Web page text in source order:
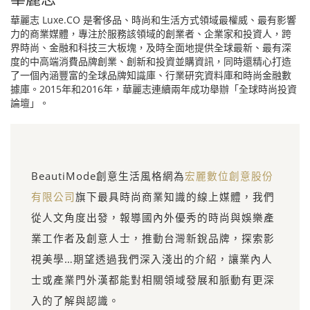
華麗志 Luxe.CO 是奢侈品、時尚和生活方式領域最權威、最有影響
力的商業媒體，專注於服務該領域的創業者、企業家和投資人，跨
界時尚、金融和科技三大板塊，及時全面地提供全球最新、最有深
度的中高端消費品牌創業、創新和投資並購資訊，同時還精心打造
了一個內涵豐富的全球品牌知識庫、行業研究資料庫和時尚金融數
據庫。2015年和2016年，華麗志連續兩年成功舉辦「全球時尚投資
論壇」。
BeautiMode創意生活風格網為宏麗數位創意股份
有限公司旗下最具時尚商業知識的線上媒體，我們
從人文角度出發，報導國內外優秀的時尚與娛樂產
業工作者及創意人士，推動台灣新銳品牌，探索影
視美學…期望透過我們深入淺出的介紹，讓業內人
士或產業門外漢都能對相關領域發展和脈動有更深
入的了解與認識。